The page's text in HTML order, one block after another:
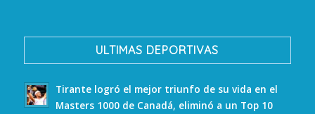
ULTIMAS DEPORTIVAS
Tirante logró el mejor triunfo de su vida en el
Masters 1000 de Canadá, eliminó a un Top 10